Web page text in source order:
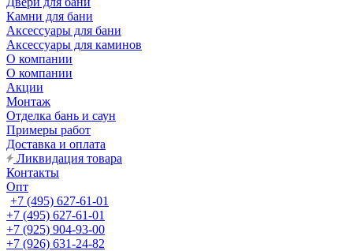
Камни для бани
Аксессуары для бани
Аксессуары для каминов
О компании
О компании
Акции
Монтаж
Отделка бань и саун
Примеры работ
Доставка и оплата
Ликвидация товара
Контакты
Опт
+7 (495) 627-61-01
+7 (495) 627-61-01
+7 (925) 904-93-00
+7 (926) 631-24-82